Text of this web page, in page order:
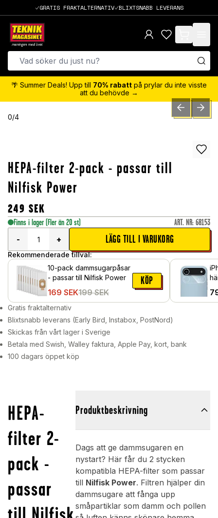
GRATIS FRAKTALTERNATIV BLIXTSNABB LEVERANS
items in cart,
🌴 Summer Deals! Upp till 70% rabatt på prylar du inte visste
att du behövde →
0/4 PREVIOUSNEXT
HEPA-filter 2-pack - passar till
Nilfisk Power
249 SEK
Finns i lager (Fler än 20 st) ART. NR: 68153
-
+ LÄGG TILL I VARUKORG
Rekommenderade tillval:
10-pack dammsugarpåsar
- passar till Nilfisk Power
169 SEK199 SEK
KÖP
Gratis fraktalternativ
Blixtsnabb leverans (Early Bird, Instabox, PostNord)
Skickas från vårt lager i Sverige
Betala med Swish, Walley faktura, Apple Pay, kort, bank
100 dagars öppet köp
HEPA-
filter 2-
pack -
passar
Produktbeskrivning
Dags att ge dammsugaren en
nystart? Här får du 2 stycken
kompatibla HEPA-filter som passar
till Nilfisk Power. Filtren hjälper din
dammsugare att fånga upp
småpartiklar som damm och pollen